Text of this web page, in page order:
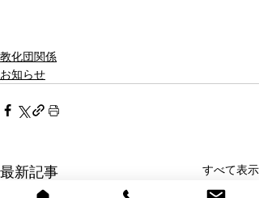
教化団関係
お知らせ
最新記事 すべて表示